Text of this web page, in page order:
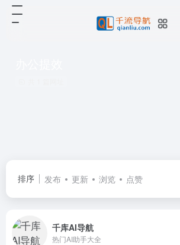
排序 发布 更新 浏览 点赞
千库AI导航
热门AI助手大全